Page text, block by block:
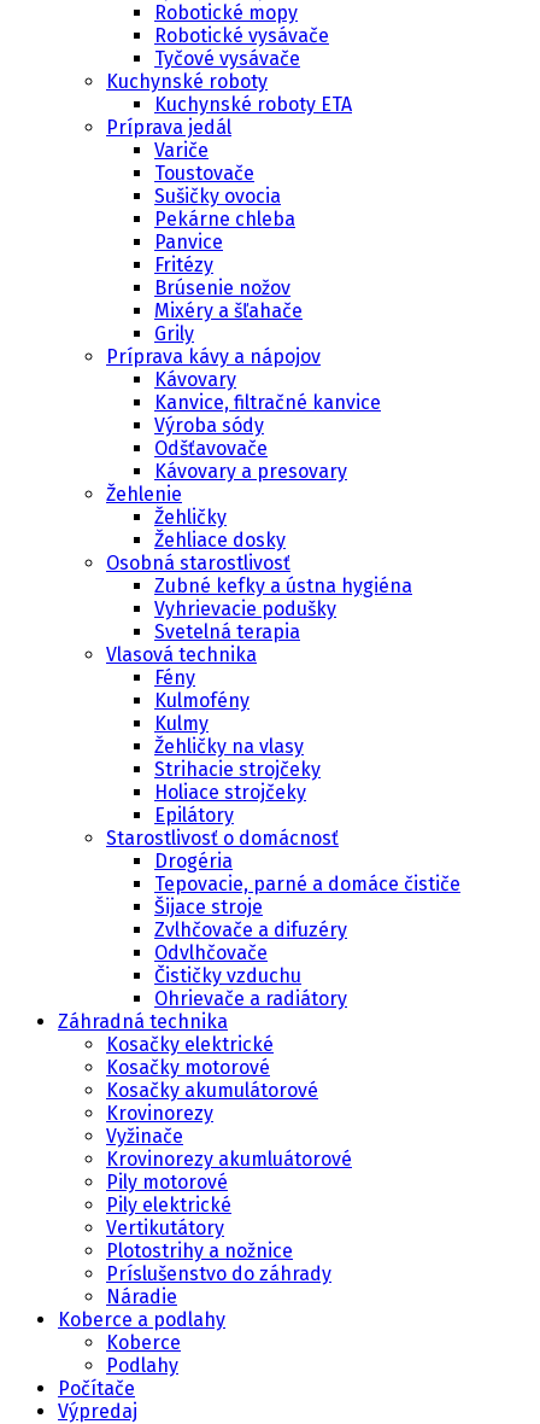
Robotické mopy
Robotické vysávače
Tyčové vysávače
Kuchynské roboty
Kuchynské roboty ETA
Príprava jedál
Variče
Toustovače
Sušičky ovocia
Pekárne chleba
Panvice
Fritézy
Brúsenie nožov
Mixéry a šľahače
Grily
Príprava kávy a nápojov
Kávovary
Kanvice, filtračné kanvice
Výroba sódy
Odšťavovače
Kávovary a presovary
Žehlenie
Žehličky
Žehliace dosky
Osobná starostlivosť
Zubné kefky a ústna hygiéna
Vyhrievacie podušky
Svetelná terapia
Vlasová technika
Fény
Kulmofény
Kulmy
Žehličky na vlasy
Strihacie strojčeky
Holiace strojčeky
Epilátory
Starostlivosť o domácnosť
Drogéria
Tepovacie, parné a domáce čističe
Šijace stroje
Zvlhčovače a difuzéry
Odvlhčovače
Čističky vzduchu
Ohrievače a radiátory
Záhradná technika
Kosačky elektrické
Kosačky motorové
Kosačky akumulátorové
Krovinorezy
Vyžinače
Krovinorezy akumluátorové
Pily motorové
Pily elektrické
Vertikutátory
Plotostrihy a nožnice
Príslušenstvo do záhrady
Náradie
Koberce a podlahy
Koberce
Podlahy
Počítače
Výpredaj